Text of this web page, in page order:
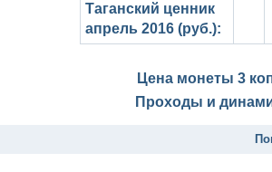
Таганский ценник
апрель 2016 (руб.):
Цена монеты 3
Проходы и